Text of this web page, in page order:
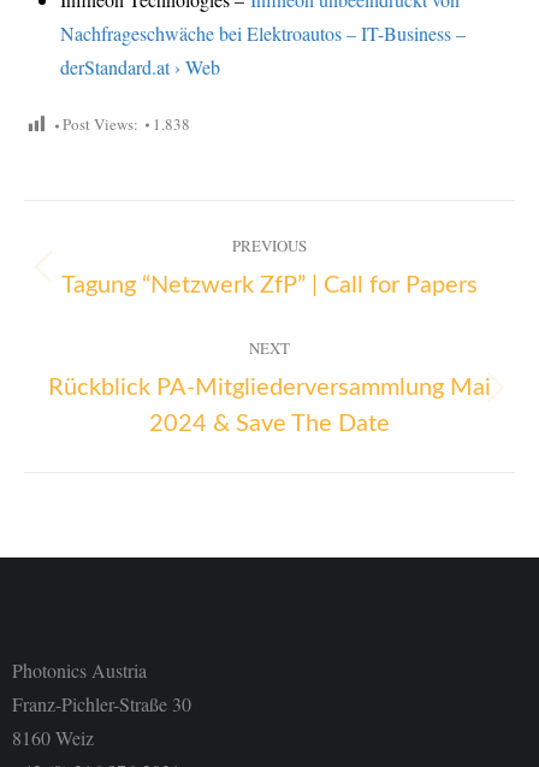
Nachfrageschwäche bei Elektroautos – IT-Business –
derStandard.at › Web
Post Views: 1.838
PREVIOUS
Tagung “Netzwerk ZfP” | Call for Papers
NEXT
Rückblick PA-Mitgliederversammlung Mai
2024 & Save The Date
Photonics Austria
Franz-Pichler-Straße 30
8160 Weiz